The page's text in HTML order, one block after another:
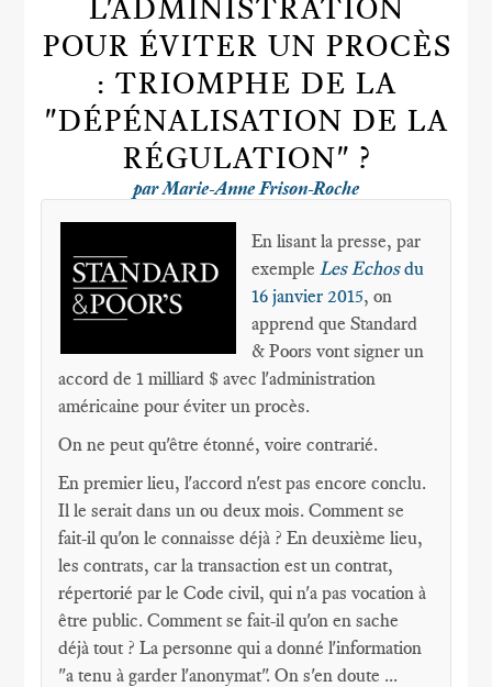
L'ADMINISTRATION
POUR ÉVITER UN PROCÈS
: TRIOMPHE DE LA
"DÉPÉNALISATION DE LA
RÉGULATION" ?
par Marie-Anne Frison-Roche
En lisant la presse, par
exemple Les Echosdu
16 janvier 2015, on
apprend que Standard
& Poors vont signer un
accord de 1 milliard $ avec l'administration
américaine pour éviter un procès.
On ne peut qu'être étonné, voire contrarié.
En premier lieu, l'accord n'est pas encore conclu.
Il le serait dans un ou deux mois. Comment se
fait-il qu'on le connaisse déjà ? En deuxième lieu,
les contrats, car la transaction est un contrat,
répertorié par le Code civil, qui n'a pas vocation à
être public. Comment se fait-il qu'on en sache
déjà tout ? La personne qui a donné l'information
"a tenu à garder l'anonymat". On s'en doute ...